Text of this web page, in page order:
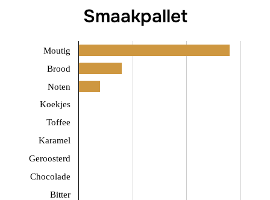
Smaakpallet
Moutig
Brood
Noten
Koekjes
Toffee
Karamel
Geroosterd
Chocolade
Bitter